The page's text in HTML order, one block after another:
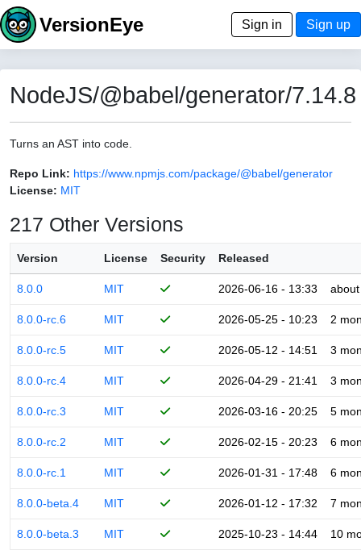
VersionEye Sign in Sign up
NodeJS/@babel/generator/7.14.8
Turns an AST into code.
Repo Link: https://www.npmjs.com/package/@babel/generator
License: MIT
217 Other Versions
Version License Security Released
8.0.0 MIT 2026-06-16 - 13:33
8.0.0-rc.6 MIT 2026-05-25 - 10:23 2
8.0.0-rc.5 MIT 2026-05-12 - 14:51 3
8.0.0-rc.4 MIT 2026-04-29 - 21:41 3
8.0.0-rc.3 MIT 2026-03-16 - 20:25 5
8.0.0-rc.2 MIT 2026-02-15 - 20:23 6
8.0.0-rc.1 MIT 2026-01-31 - 17:48 6
8.0.0-beta.4 MIT 2026-01-12 - 17:32 7
8.0.0-beta.3 MIT 2025-10-23 - 14:44 10